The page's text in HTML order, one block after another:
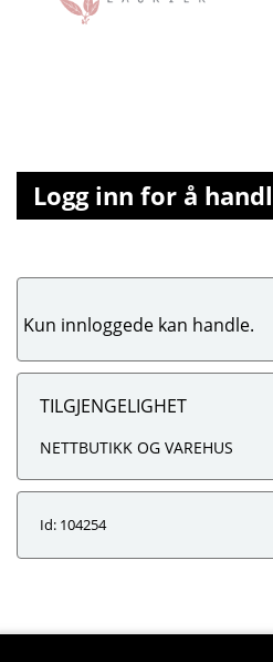
Logg inn for å
Kun innloggede kan handle.
TILGJENGELIGHET
NETTBUTIKK OG VAREHUS
Id: 104254